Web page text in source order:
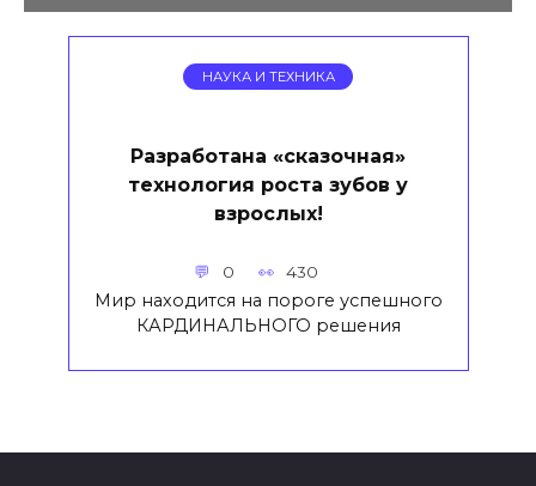
НАУКА И ТЕХНИКА
Разработана «сказочная»
технология роста зубов у
взрослых!
0 430
Мир находится на пороге успешного
КАРДИНАЛЬНОГО решения